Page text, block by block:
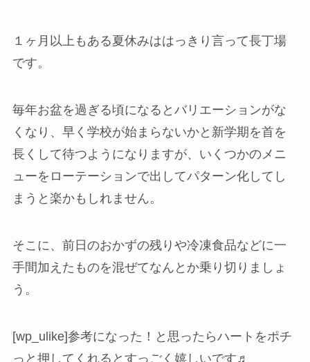
１ヶ月以上もある夏休みははっきり言って長丁場
です。
毎年お盆を過ぎる頃になるとバリエーションがな
くなり、早く学校が始まらないかと新学期を首を
長くして待つようになりますが、いくつかのメニ
ューをローテーションで出してパターン化してし
まうと楽かもしれません。
そこに、前日のおかずの残りや冷凍食品などに一
手間加えたものを混ぜてなんとか乗り切りましょ
う。
[wp_ulike]参考になった！と思ったらハートをポチ
っと押してくれるとすっごく嬉しいです♬